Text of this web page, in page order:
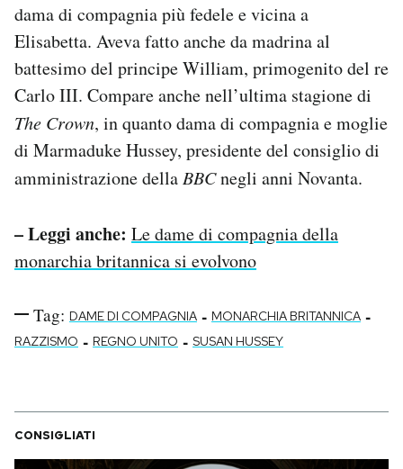
dama di compagnia più fedele e vicina a
Elisabetta. Aveva fatto anche da madrina al
battesimo del principe William, primogenito del re
Carlo III. Compare anche nell’ultima stagione di
The Crown, in quanto dama di compagnia e moglie
di Marmaduke Hussey, presidente del consiglio di
amministrazione della BBCnegli anni Novanta.
– Leggi anche: Le dame di compagnia della
monarchia britannica si evolvono
Tag: DAME DI COMPAGNIA - MONARCHIA BRITANNICA -
RAZZISMO - REGNO UNITO - SUSAN HUSSEY
CONSIGLIATI